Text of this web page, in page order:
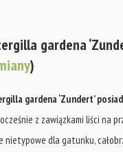
gardena
)
gardena ‘Zundert’
z zawiązkami liści na
nietypowe dla gatunku,